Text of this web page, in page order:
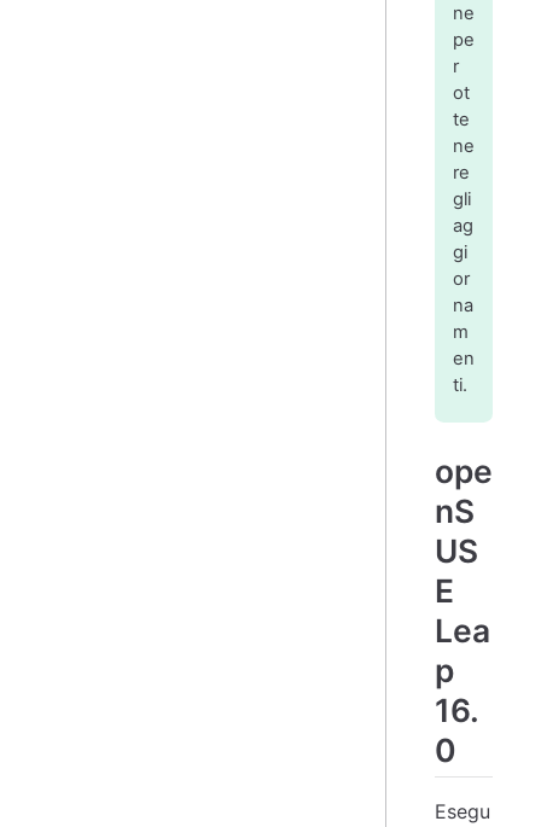
ne
pe
r
ot
te
ne
re
gli
ag
gi
or
na
m
en
ti.
ope
nS
US
E
Lea
p
16.
0
Esegu